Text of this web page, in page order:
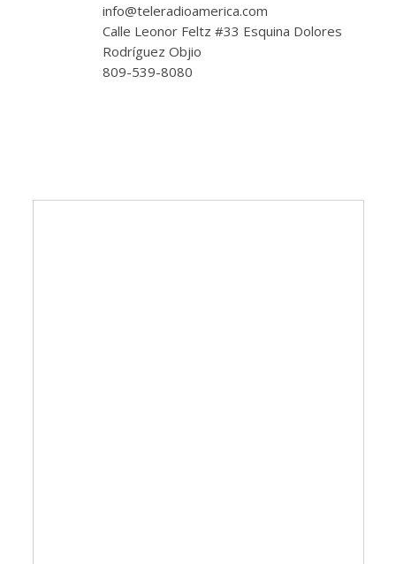
info@teleradioamerica.com
Calle Leonor Feltz #33 Esquina Dolores
Rodríguez Objio
809-539-8080